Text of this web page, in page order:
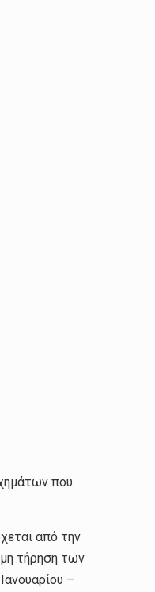
που
από την
τήρηση των
–